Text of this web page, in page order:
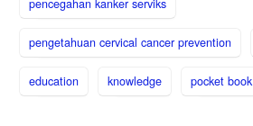
pencegahan kanker serviks
pengetahuan cervical cancer prevention
education knowledge pocket book